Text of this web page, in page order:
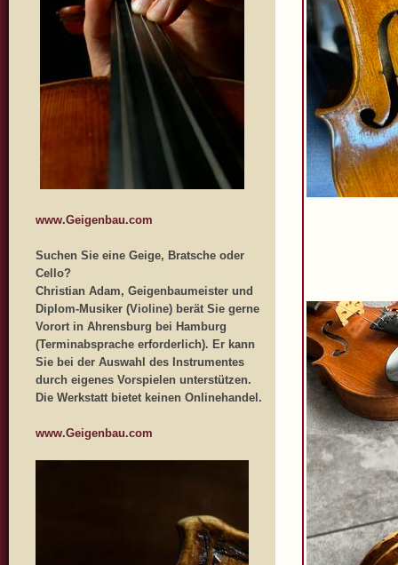
www.Geigenbau.com
Suchen Sie eine Geige, Bratsche oder
Cello?
Christian Adam, Geigenbaumeister und
Diplom-Musiker (Violine) berät Sie gerne
Vorort in Ahrensburg bei Hamburg
(Terminabsprache erforderlich). Er kann
Sie bei der Auswahl des Instrumentes
durch eigenes Vorspielen unterstützen.
Die Werkstatt bietet keinen Onlinehandel.
www.Geigenbau.com